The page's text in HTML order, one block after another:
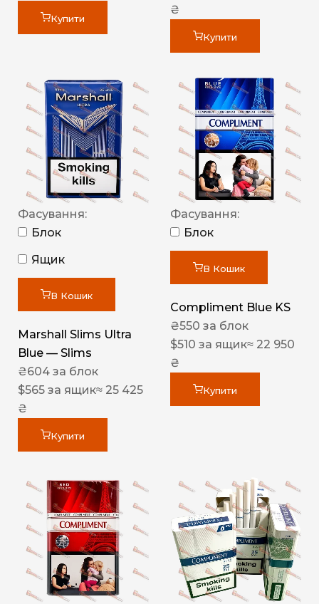
Купити
₴
Купити
Фасування:
Блок
Ящик
В Кошик
Marshall Slims Ultra
Blue — Slims
₴604 за блок
$565 за ящик≈ 25 425
₴
Купити
Фасування:
Блок
В Кошик
Compliment Blue KS
₴550 за блок
$510 за ящик≈ 22 950
₴
Купити